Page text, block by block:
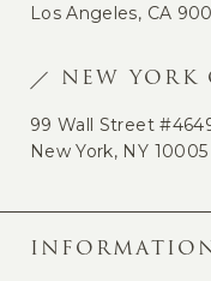
Los Angeles, CA
NEW YORK
99 Wall Street
New York, NY 10005